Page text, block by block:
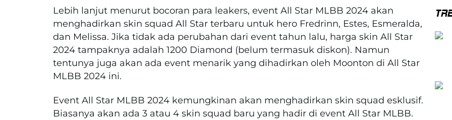
Lebih lanjut menurut bocoran para leakers, event All Star MLBB 2024 akan
menghadirkan skin squad All Star terbaru untuk hero Fredrinn, Estes, Esmeralda,
dan Melissa. Jika tidak ada perubahan dari event tahun lalu, harga skin All Star
2024 tampaknya adalah 1200 Diamond (belum termasuk diskon). Namun
tentunya juga akan ada event menarik yang dihadirkan oleh Moonton di All Star
MLBB 2024 ini.
Event All Star MLBB 2024 kemungkinan akan menghadirkan skin squad esklusif.
Biasanya akan ada 3 atau 4 skin squad baru yang hadir di event All Star MLBB.